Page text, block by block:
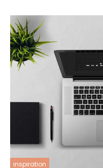
inspiration